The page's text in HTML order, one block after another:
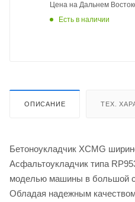
Цена на Дальнем
Есть в наличии
ОПИСАНИЕ ТЕХ.
Бетоноукладчик XCMG
Асфальтоукладчик типа
моделью машины в большой
Обладая надежным